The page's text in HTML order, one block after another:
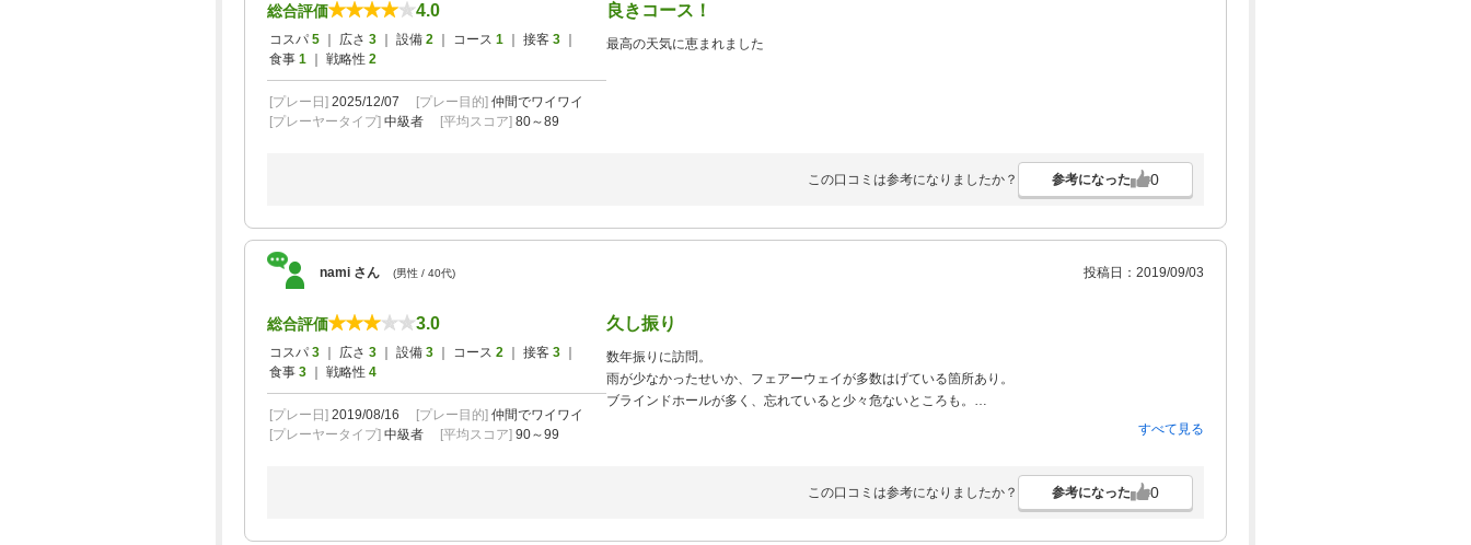
総合評価 4.0
コスパ 5 ｜ 広さ 3 ｜ 設備 2 ｜ コース 1 ｜ 接客 3
食事 1 ｜ 戦略性 2
[プレー日] 2025/12/07 [プレー目的] 仲間でワイワイ
[プレーヤータイプ] 中級者 [平均スコア] 80～89
良きコース！
最高の天気に恵まれました
この口コミは参考になりましたか？ 参考になった 0
nami さん (男性 / 40代) 投稿日：2019/09/03
総合評価 3.0
コスパ 3 ｜ 広さ 3 ｜ 設備 3 ｜ コース 2 ｜ 接客 3
食事 3 ｜ 戦略性 4
[プレー日] 2019/08/16 [プレー目的] 仲間でワイワイ
[プレーヤータイプ] 中級者 [平均スコア] 90～99
久し振り
数年振りに訪問。
雨が少なかったせいか、フェアーウェイが多数はげている箇所あり。
ブラインドホールが多く、忘れていると少々危ないところも。
すべて見る
この口コミは参考になりましたか？ 参考になった 0